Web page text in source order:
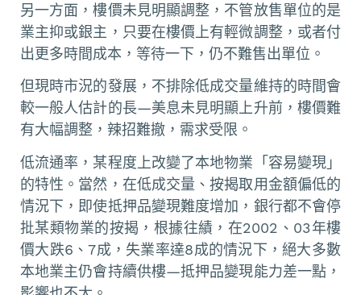
另一方面，樓價未見明顯調整，不管放售單位的是
業主抑或銀主，只要在樓價上有輕微調整，或者付
出更多時間成本，等待一下，仍不難售出單位。
但現時市況的發展，不排除低成交量維持的時間會
較一般人估計的長—美息未見明顯上升前，樓價難
有大幅調整，辣招難撤，需求受限。
低流通率，某程度上改變了本地物業「容易變現」
的特性。當然，在低成交量、按揭取用金額偏低的
情況下，即使抵押品變現難度增加，銀行都不會停
批某類物業的按揭，根據往績，在2002、03年樓
價大跌6、7成，失業率達8成的情況下，絕大多數
本地業主仍會持續供樓—抵押品變現能力差一點，